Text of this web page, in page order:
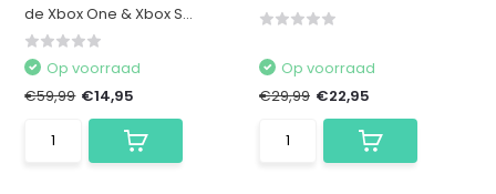
de Xbox One & Xbox S...
Op voorraad
€59,99 €14,95
Op voorraad
€29,99 €22,95